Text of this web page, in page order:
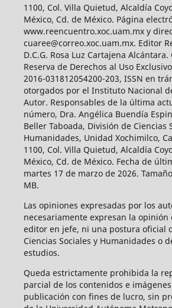
1100, Col. Villa Quietud, Alcaldía
México, Cd. de México. Página
www.reencuentro.xoc.uam.mx y
cuaree@correo.xoc.uam.mx. Editor
D.C.G. Rosa Luz Cartajena
Reserva de Derechos al Uso
2016-031812054200-203, ISSN en
otorgados por el Instituto Nacional
Autor. Responsables de la última
número, Dra. Angélica Buendía
Beller Taboada, División de Ciencias
Humanidades, Unidad Xochimilco,
1100, Col. Villa Quietud, Alcaldía
México, Cd. de México. Fecha de
martes 17 de marzo de 2026.
MB.
Las opiniones expresadas por los
necesariamente expresan la
editor en jefe, ni una postura oficial
Ciencias Sociales y Humanidades o
estudios.
Queda estrictamente prohibida la
parcial de los contenidos e
publicación con fines de lucro, sin